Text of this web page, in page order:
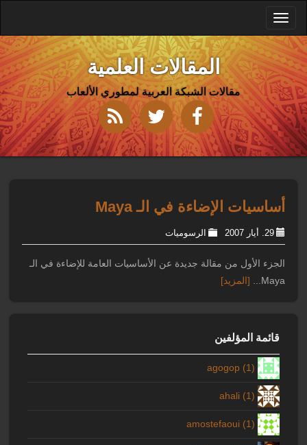
Toggle
navigation
المقالات العلمية
مقالات الشبكة العربية لمطوري الألعاب
أساسيات الإضاءة في الـ Maya
29. أيار 2007 الرسوميات
الجزء الأول من مقالة جديدة عن الأساسيات العامة للإضاءة في الـ
Maya...
[المزيد]
قائمة المؤلفين
agogop (1)
ahali (1)
amostefaoui (1)